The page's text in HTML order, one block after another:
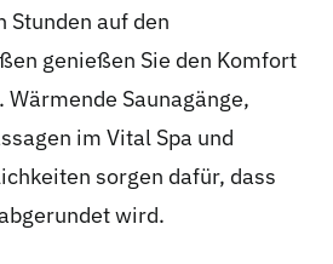
Stunden auf den
genießen Sie den Komfort
. Wärmende Saunagänge,
im Vital Spa und
sorgen dafür, dass
wird.